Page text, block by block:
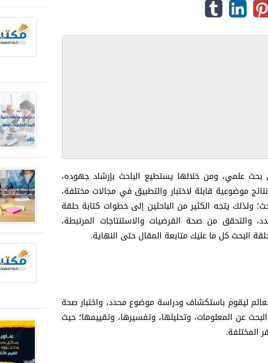
بحث علمي، ومن خلالها يستطيع الباحث بإرشاد جهوده،
موضوعية قابلة لاختبار والتطبيق في مجالات مختلفة،
ولذلك يتجه الكثير من الباحثين إلى خطوات كتابة حلقة
من صحة الفرضيات والاستنتاجات المرتبطة،
البحث كل ما عليك متابعة المقال حتى النهاية.
ليقوم باستكشاف ودراسة موضوع محدد، واختبار صحة
عن المعلومات، وتحليلها، وتفسيرها، وتقييمها؛ حيث
المختلفة.